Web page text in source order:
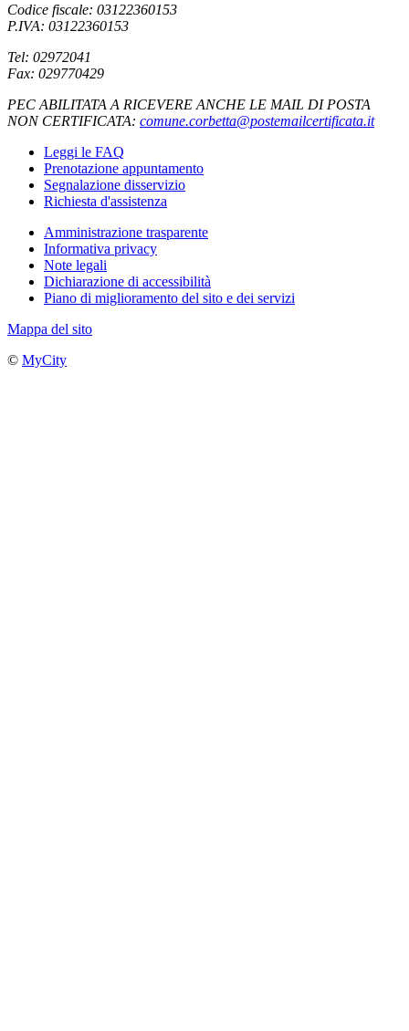
Codice fiscale: 03122360153
P.IVA: 03122360153
Tel: 02972041
Fax: 029770429
PEC ABILITATA A RICEVERE ANCHE LE MAIL DI POSTA
NON CERTIFICATA: comune.corbetta@postemailcertificata.it
Leggi le FAQ
Prenotazione appuntamento
Segnalazione disservizio
Richiesta d'assistenza
Amministrazione trasparente
Informativa privacy
Note legali
Dichiarazione di accessibilità
Piano di miglioramento del sito e dei servizi
Mappa del sito
© MyCity